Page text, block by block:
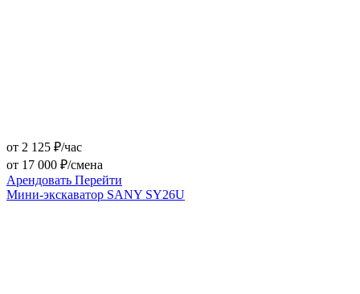
от 2 125 ₽/час
от 17 000 ₽/смена
Арендовать Перейти
Мини-экскаватор SANY SY26U